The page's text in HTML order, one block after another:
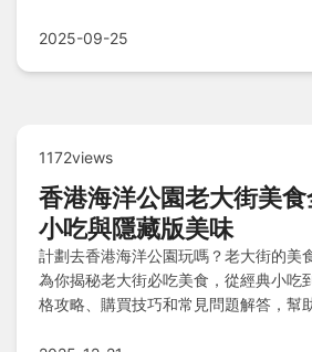
您輕鬆探索美食天堂，享受難忘之旅。
2025-09-25
1172views
香港海洋公園老大街美
小吃與隱藏版美味
計劃去香港海洋公園玩嗎？老大街的美
為你揭秘老大街必吃美食，從經典小吃
格攻略、購買技巧和常見問題解答，幫